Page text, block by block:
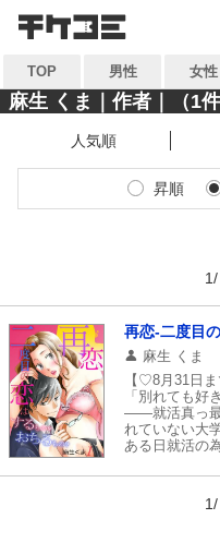
検索
キーワードから探す
ジャンル
コンテンツから探す
ランキング
おすすめ
特集
TOP 男性 女性
検索
キーワードから探す
ジャンル
マイ本棚から探す
最近読んだ作品
麻生 くま｜作者｜（1件
人気順
昇順
1/
再恋‐二度目
麻生 くま
【♡8月31日
「別れても好
――就活真っ最
れていない大
ある日就活の
大学の先輩と
だけど一方的
く終わってし1/